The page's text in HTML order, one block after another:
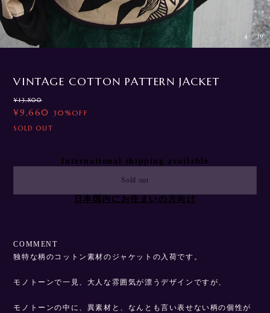
4 /19
VINTAGE COTTON PATTERN JACKET
¥13,800
¥9,660 30%OFF
SOLD OUT
International shipping available
Sold out
日本国内にお住まいの方向け
COMMENT
独特な柄のコットン素材のジャケットの入荷です。
モノトーンで一見、大人な雰囲気が漂うデザインですが、
モノトーンの中に、異素材と、なんとも言い表せない柄の個性が